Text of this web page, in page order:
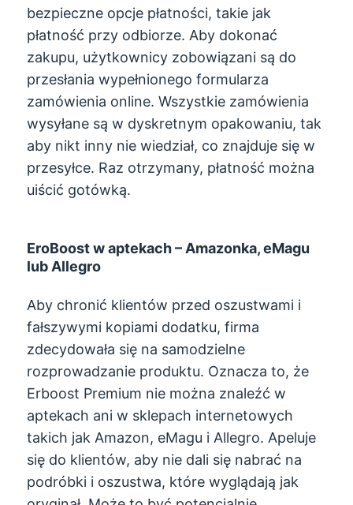
bezpieczne opcje płatności, takie jak
płatność przy odbiorze. Aby dokonać
zakupu, użytkownicy zobowiązani są do
przesłania wypełnionego formularza
zamówienia online. Wszystkie zamówienia
wysyłane są w dyskretnym opakowaniu, tak
aby nikt inny nie wiedział, co znajduje się w
przesyłce. Raz otrzymany, płatność można
uiścić gotówką.
EroBoost w aptekach – Amazonka, eMagu
lub Allegro
Aby chronić klientów przed oszustwami i
fałszywymi kopiami dodatku, firma
zdecydowała się na samodzielne
rozprowadzanie produktu. Oznacza to, że
Erboost Premium nie można znaleźć w
aptekach ani w sklepach internetowych
takich jak Amazon, eMagu i Allegro. Apeluje
się do klientów, aby nie dali się nabrać na
podróbki i oszustwa, które wyglądają jak